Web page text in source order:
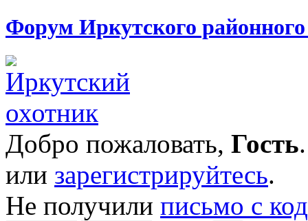
Форум Иркутского
Добро пожаловать, Гость
или зарегистрируйтесь.
Не получили письмо с